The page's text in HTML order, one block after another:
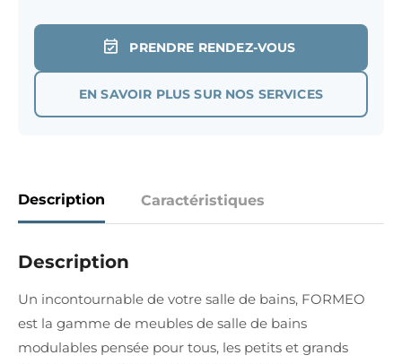
PRENDRE RENDEZ-VOUS
EN SAVOIR PLUS SUR NOS SERVICES
Description Caractéristiques
Description
Un incontournable de votre salle de bains, FORMEO
est la gamme de meubles de salle de bains
modulables pensée pour tous, les petits et grands